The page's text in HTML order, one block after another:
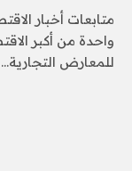
متابعات أخبار
واحدة من أكبر
للمعارض التجارية…